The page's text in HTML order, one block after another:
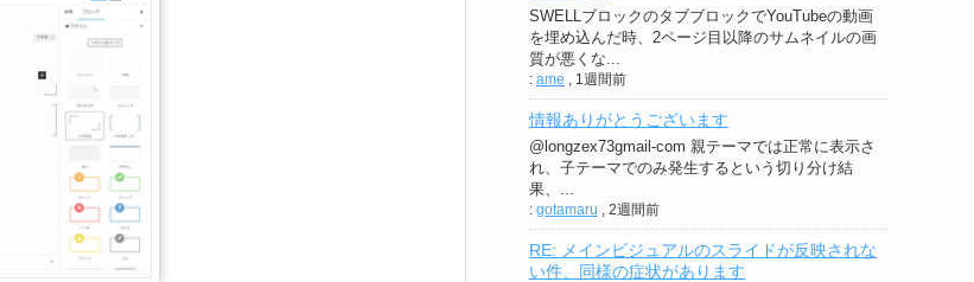
SWELLブロックのタブブロックでYouTubeの動画
を埋め込んだ時、2ページ目以降のサムネイルの画
質が悪くな...
: ame 1週間前
情報ありがとうございます
@longzex73gmail-com 親テーマでは正常に表示さ
れ、子テーマでのみ発生するという切り分け結
果、...
: gotamaru 2週間前
RE: メインビジュアルのスライドが反映されな
い件、同様の症状があります